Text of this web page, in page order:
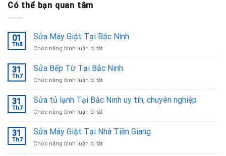
Có thể bạn quan tâm
01
Th8
Sửa Máy Giặt Tại Bắc Ninh
Chức năng bình luận bị tắtở
Máy
Tại
Ninh
31
Th7
Sửa Bếp Từ Tại Bắc Ninh
Chức năng bình luận bị tắtở
Bếp
Tại
Ninh
31
Th7
Sửa tủ lạnh Tại Bắc Ninh uy tín, chuyên nghiệp
Chức năng bình luận bị tắtở
tủ
Tại
31
Th7
Sửa Máy Giặt Tại Nhà Tiền Giang
Chức năng bình luận bị tắtở